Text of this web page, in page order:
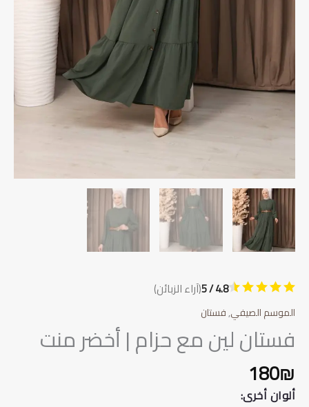
4.8 / 5 (آراء الزبائن)
الموسم الصيفي,فستان
فستان لين مع حزام | أخضر منت
180₪
ألوان أخرى: